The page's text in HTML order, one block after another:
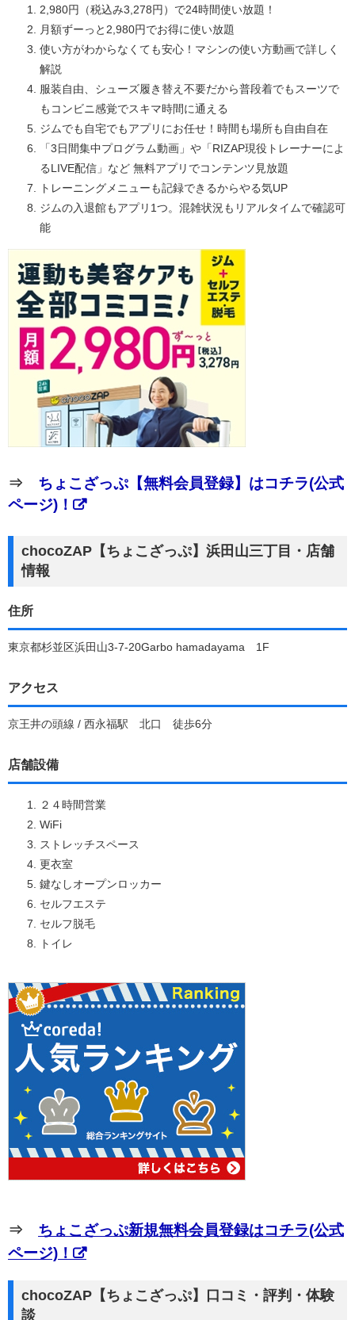
2,980円（税込み3,278円）で24時間使い放題！
月額ずーっと2,980円でお得に使い放題
使い方がわからなくても安心！マシンの使い方動画で詳しく
解説
服装自由、シューズ履き替え不要だから普段着でもスーツで
もコンビニ感覚でスキマ時間に通える
ジムでも自宅でもアプリにお任せ！時間も場所も自由自在
「3日間集中プログラム動画」や「RIZAP現役トレーナーによ
るLIVE配信」など 無料アプリでコンテンツ見放題
トレーニングメニューも記録できるからやる気UP
ジムの入退館もアプリ1つ。混雑状況もリアルタイムで確認可
能
⇒ ちょこざっぷ【無料会員登録】はコチラ(公式
ページ)！
chocoZAP【ちょこざっぷ】浜田山三丁目・店舗
情報
住所
東京都杉並区浜田山3-7-20Garbo hamadayama 1F
アクセス
京王井の頭線 / 西永福駅 北口 徒歩6分
店舗設備
２４時間営業
WiFi
ストレッチスペース
更衣室
鍵なしオープンロッカー
セルフエステ
セルフ脱毛
トイレ
⇒ ちょこざっぷ新規無料会員登録はコチラ(公式
ページ)！
chocoZAP【ちょこざっぷ】口コミ・評判・体験
談